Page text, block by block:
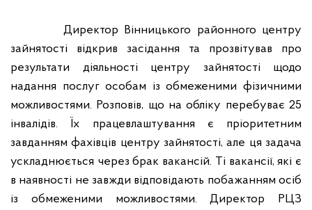
Директор Вінницького районного центру
зайнятості відкрив засідання та прозвітував про
результати діяльності центру зайнятості щодо
надання послуг особам із обмеженими фізичними
можливостями. Розповів, що на обліку перебуває 25
інвалідів. Їх працевлаштування є пріоритетним
завданням фахівців центру зайнятості, але ця задача
ускладнюється через брак вакансій. Ті вакансії, які є
в наявності не завжди відповідають побажанням осіб
із обмеженими можливостями. Директор РЦЗ